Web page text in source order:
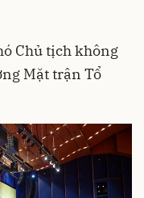
Chủ tịch không
Mặt trận Tổ